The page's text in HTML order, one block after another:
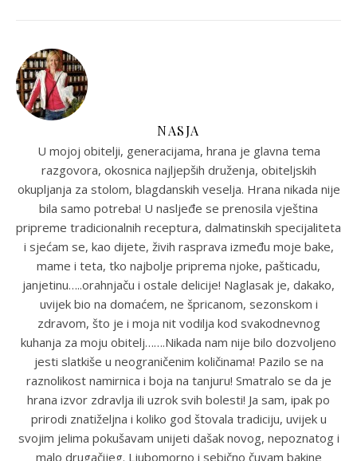
NASJA
U mojoj obitelji, generacijama, hrana je glavna tema
razgovora, okosnica najljepših druženja, obiteljskih
okupljanja za stolom, blagdanskih veselja. Hrana nikada nije
bila samo potreba! U nasljeđe se prenosila vještina
pripreme tradicionalnih receptura, dalmatinskih specijaliteta
i sjećam se, kao dijete, živih rasprava između moje bake,
mame i teta, tko najbolje priprema njoke, pašticadu,
janjetinu…..orahnjaču i ostale delicije! Naglasak je, dakako,
uvijek bio na domaćem, ne špricanom, sezonskom i
zdravom, što je i moja nit vodilja kod svakodnevnog
kuhanja za moju obitelj…….Nikada nam nije bilo dozvoljeno
jesti slatkiše u neograničenim količinama! Pazilo se na
raznolikost namirnica i boja na tanjuru! Smatralo se da je
hrana izvor zdravlja ili uzrok svih bolesti! Ja sam, ipak po
prirodi znatiželjna i koliko god štovala tradiciju, uvijek u
svojim jelima pokušavam unijeti dašak novog, nepoznatog i
malo drugačijeg. Ljubomorno i sebično čuvam bakine